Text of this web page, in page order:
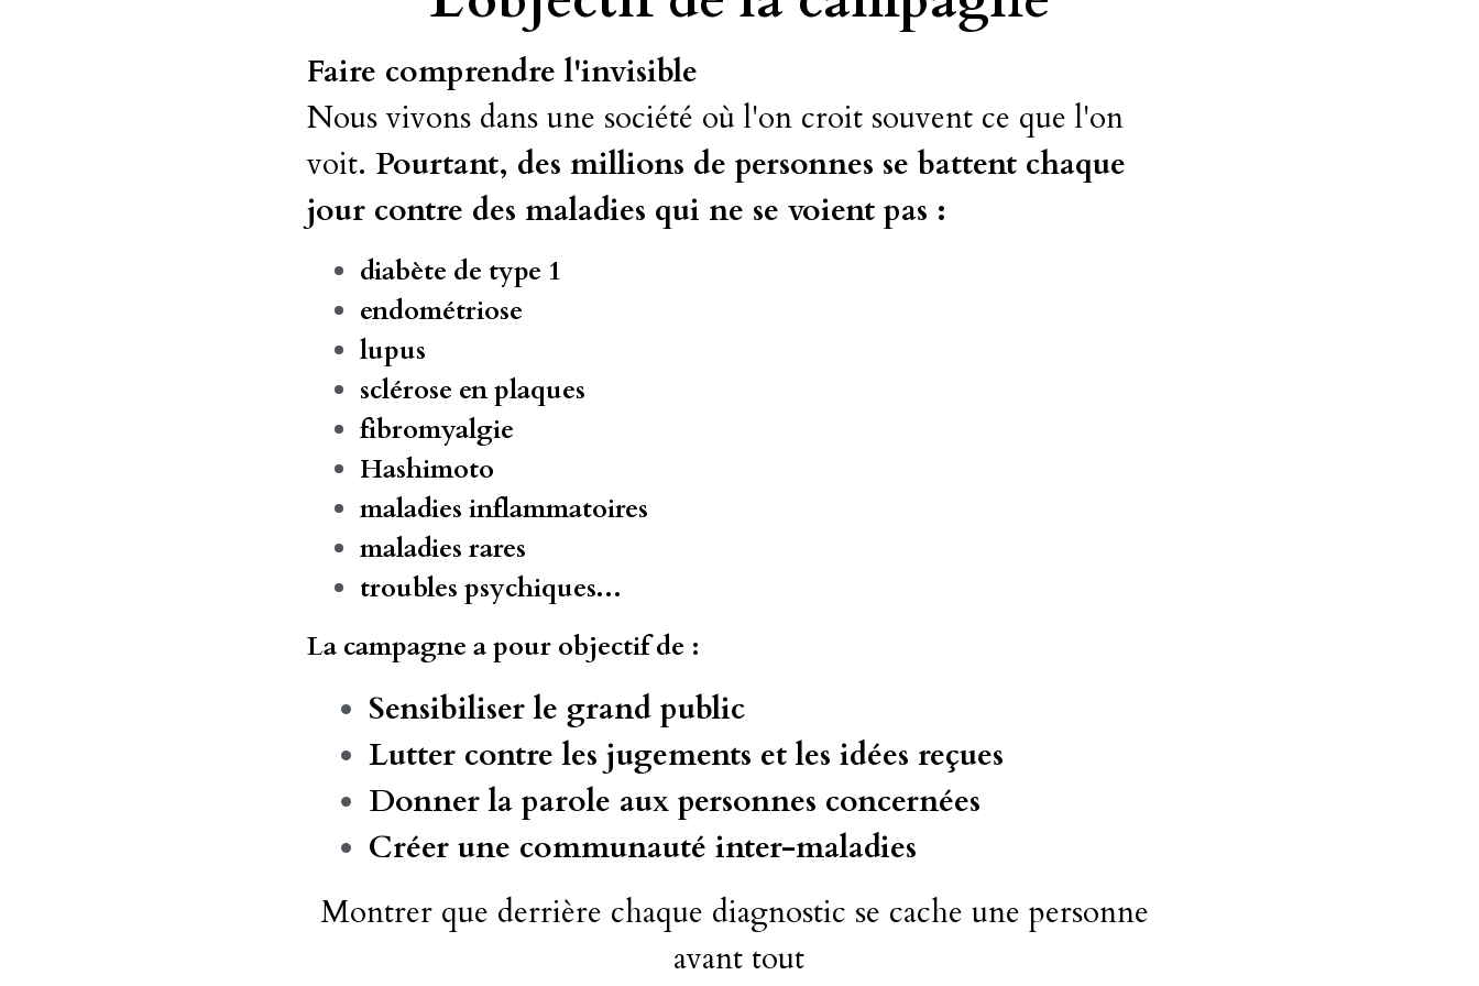
Faire comprendre l'invisible
Nous vivons dans une société où l'on croit souvent ce que l'on
voit. Pourtant, des millions de personnes se battent chaque
jour contre des maladies qui ne se voient pas :
diabète de type 1
endométriose
lupus
sclérose en plaques
fibromyalgie
Hashimoto
maladies inflammatoires
maladies rares
troubles psychiques...
La campagne a pour objectif de :
Sensibiliser le grand public
Lutter contre les jugements et les idées reçues
Donner la parole aux personnes concernées
Créer une communauté inter-maladies
Montrer que derrière chaque diagnostic se cache une personne
avant tout